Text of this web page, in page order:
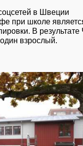
в Швеции
при школе
В
взрослый.